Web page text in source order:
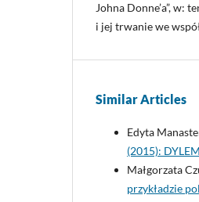
Johna Donne’a”, w:
i jej trwanie we
Similar Articles
Edyta
(2015):
Małgorzata
przykładzie